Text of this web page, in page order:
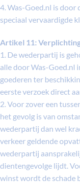
4. Was-Goed.nl is door
speciaal vervaardigde
Artikel 11:
1. De wederpartij is
alle door Was-Goed.nl
goederen ter
eerste verzoek direct
2. Voor zover een
het gevolg is van
wederpartij dan wel
verkeer geldende
wederpartij
dientengevolge lijdt.
winst wordt de schade